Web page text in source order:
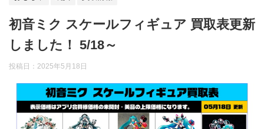
初音ミク スケールフィギュア 買取表更新
しました！ 5/18～
投稿日： 2025年5月18日